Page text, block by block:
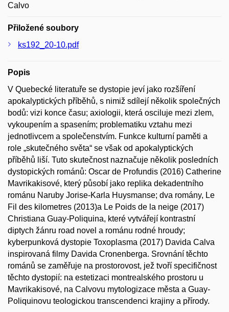
Calvo
Přiložené soubory
ks192_20-10.pdf
Popis
V Quebecké literatuře se dystopie jeví jako rozšíření
apokalyptických příběhů, s nimiž sdílejí několik společných
bodů: vizi konce času; axiologii, která osciluje mezi zlem,
vykoupením a spasením; problematiku vztahu mezi
jednotlivcem a společenstvím. Funkce kulturní paměti a
role „skutečného světa“ se však od apokalyptických
příběhů liší. Tuto skutečnost naznačuje několik posledních
dystopických románů: Oscar de Profundis (2016) Catherine
Mavrikakisové, který působí jako replika dekadentního
románu Naruby Jorise-Karla Huysmanse; dva romány, Le
Fil des kilometres (2013)a Le Poids de la neige (2017)
Christiana Guay-Poliquina, které vytvářejí kontrastní
diptych žánru road novel a románu rodné hroudy;
kyberpunková dystopie Toxoplasma (2017) Davida Calva
inspirovaná filmy Davida Cronenberga. Srovnání těchto
románů se zaměřuje na prostorovost, jež tvoří specifičnost
těchto dystopií: na estetizaci montrealského prostoru u
Mavrikakisové, na Calvovu mytologizace města a Guay-
Poliquinovu teologickou transcendenci krajiny a přírody.